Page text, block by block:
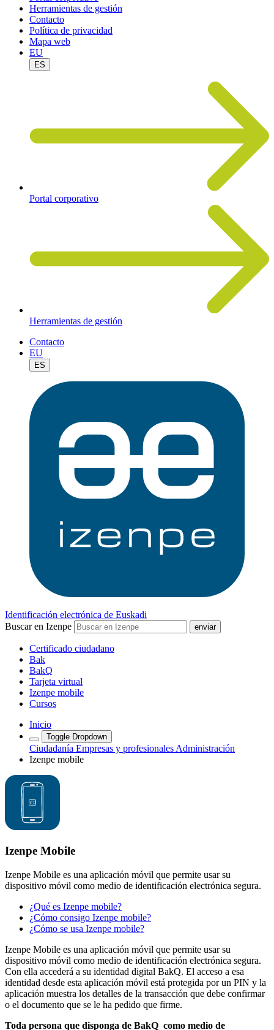
Herramientas de gestión
Contacto
Política de privacidad
Mapa web
EU
ES
Portal corporativo
Herramientas de gestión
Contacto
EU
ES
Identificación electrónica de Euskadi
Buscar en Izenpe
Certificado ciudadano
Bak
BakQ
Tarjeta virtual
Izenpe mobile
Cursos
Inicio
Toggle Dropdown
Ciudadanía Empresas y profesionales Administración
Izenpe mobile
Izenpe Mobile
Izenpe Mobile es una aplicación móvil que permite usar su
dispositivo móvil como medio de identificación electrónica segura.
¿Qué es Izenpe mobile?
¿Cómo consigo Izenpe mobile?
¿Cómo se usa Izenpe mobile?
Izenpe Mobile es una aplicación móvil que permite usar su
dispositivo móvil como medio de identificación electrónica segura.
Con ella accederá a su identidad digital BakQ. El acceso a esa
identidad desde esta aplicación móvil está protegida por un PIN y la
aplicación muestra los detalles de la transacción que debe confirmar
o el documento que se le ha pedido que firme.
Toda persona que disponga de BakQ como medio de